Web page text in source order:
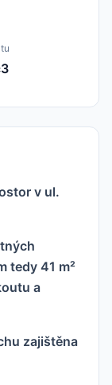
v ul.
tedy 41 m²
a
zajištěna